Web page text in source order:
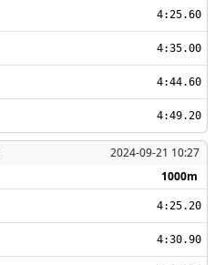
4:25.60
4:35.00
4:44.60
4:49.20
2024-09-21 10:27
1000m
4:25.20
4:30.90